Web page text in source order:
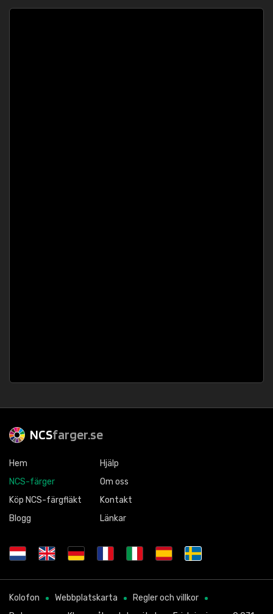
NCSfarger.se
Hem
NCS-färger
Köp NCS-färgfläkt
Blogg
Hjälp
Om oss
Kontakt
Länkar
Kolofon Webbplatskarta
Regler och villkor